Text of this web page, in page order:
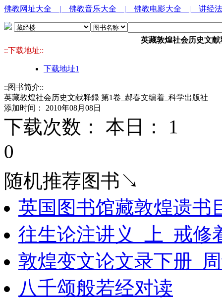
佛教网址大全 | 佛教音乐大全 | 佛教电影大全 | 讲经
英藏敦煌社会历史文
::下载地址::
下载地址1
::图书简介::
英藏敦煌社会历史文献释録 第1卷_郝春文编着_科学出版社
添加时间： 2010年08月08日
下载次数： 本日： 1
0
随机推荐图书↘
英国图书馆藏敦煌遗书
往生论注讲义_上_戒修
敦煌变文论文录下册_
八千颂般若经对读